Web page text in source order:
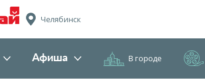
Челябинск
Афиша В городе